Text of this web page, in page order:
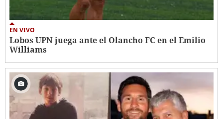
EN VIVO
Lobos UPN juega ante el Olancho FC en el Emilio
Williams